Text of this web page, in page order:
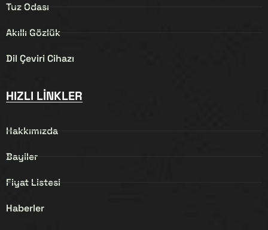
Tuz Odası
Akıllı Gözlük
Dil Çeviri Cihazı
HIZLI LINKLER
Hakkımızda
Bayiler
Fiyat Listesi
Haberler